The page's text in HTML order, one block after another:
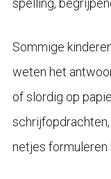
Sommige
weten het
of slordig op
netjes formuleren